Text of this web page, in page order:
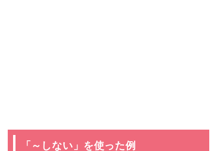
「～しない」を使った例